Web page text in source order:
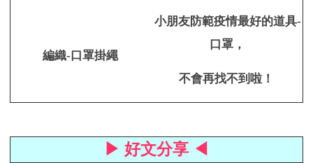
編織-口罩掛繩
小朋友防範疫情最好的道具-
口罩，
不會再找不到啦！
▶ 好文分享 ◀